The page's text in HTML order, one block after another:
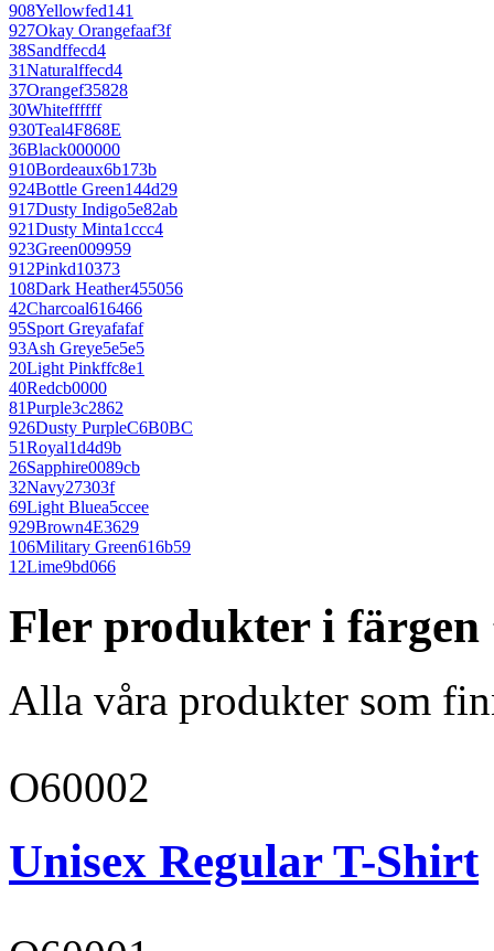
908Yellowfed141
927Okay Orangefaaf3f
38Sandffecd4
31Naturalffecd4
37Orangef35828
30Whiteffffff
930Teal4F868E
36Black000000
910Bordeaux6b173b
924Bottle Green144d29
917Dusty Indigo5e82ab
921Dusty Minta1ccc4
923Green009959
912Pinkd10373
108Dark Heather455056
42Charcoal616466
95Sport Greyafafaf
93Ash Greye5e5e5
20Light Pinkffc8e1
40Redcb0000
81Purple3c2862
926Dusty PurpleC6B0BC
51Royal1d4d9b
26Sapphire0089cb
32Navy27303f
69Light Bluea5ccee
929Brown4E3629
106Military Green616b59
12Lime9bd066
Fler produkter i färgen
Alla våra produkter som
O60002
Unisex Regular T-Shirt